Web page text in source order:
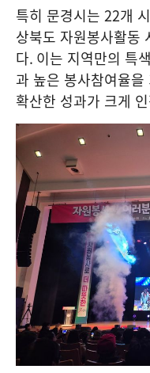
특히 문경시는 22개 시
상북도 자원봉사활동
다. 이는 지역만의 특
과 높은 봉사참여율
확산한 성과가 크게